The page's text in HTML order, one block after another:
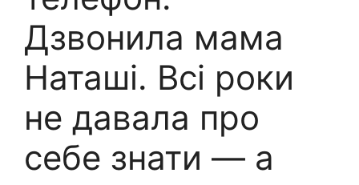
Дзвонила мама
Наташі. Всі роки
не давала про
себе знати — а